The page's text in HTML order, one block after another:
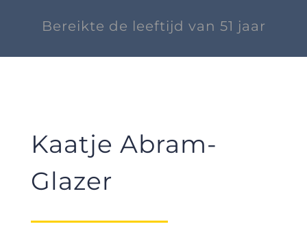
Bereikte de leeftijd van 51 jaar
Kaatje Abram-
Glazer